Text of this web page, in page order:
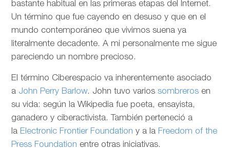
bastante habitual en las primeras etapas del Internet.
Un término que fue cayendo en desuso y que en el
mundo contemporáneo que vivimos suena ya
literalmente decadente. A mi personalmente me sigue
pareciendo un nombre precioso.
El término Ciberespacio va inherentemente asociado
a John Perry Barlow. John tuvo variossombreros en
su vida: según la Wikipedia fue poeta, ensayista,
ganadero y ciberactivista. También perteneció a
la Electronic Frontier Foundation y a la Freedom of the
Press Foundation entre otras iniciativas.